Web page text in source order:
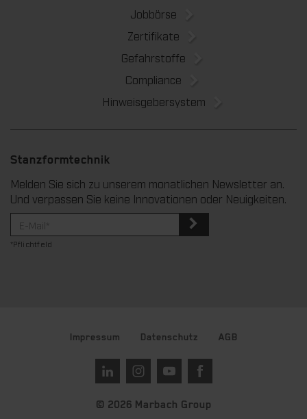
Jobbörse
Zertifikate
Gefahrstoffe
Compliance
Hinweisgebersystem
Stanzformtechnik
Melden Sie sich zu unserem monatlichen Newsletter an.
Und verpassen Sie keine Innovationen oder Neuigkeiten.
*Pflichtfeld
Impressum Datenschutz AGB
© 2026 Marbach Group